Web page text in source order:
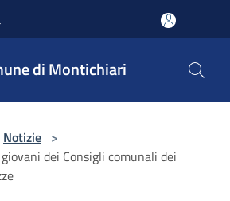
di Montichiari
Notizie >
dei Consigli comunali dei